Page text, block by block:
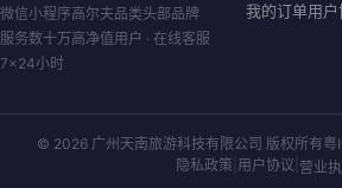
微信小程序高尔夫品类头部品牌
服务数十万高净值用户 · 在线客服
7×24小时
我的订单用户
© 2026 广州天南旅游科技有限公司 版权所有粤
隐私政策 用户协议 营业